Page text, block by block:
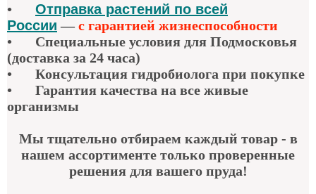
•
Отправка растений по всей
России —с гарантией жизнеспособности
•
Специальные условия для Подмосковья
(доставка за 24 часа)
•
Консультация гидробиолога при покупке
•
Гарантия качества на все живые
организмы
Мы тщательно отбираем каждый товар - в
нашем ассортименте только проверенные
решения для вашего пруда!